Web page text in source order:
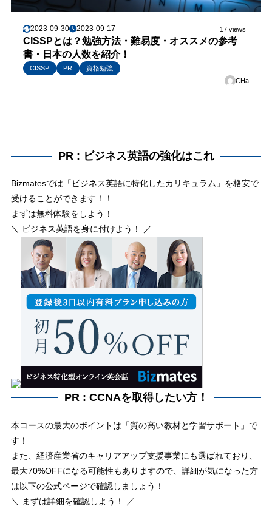
2023-09-30 2023-09-17 17 views
CISSPとは？勉強方法・難易度・オススメの参考
書・日本の人数を紹介！
CISSP PR
資格勉強
CHa
PR : ビジネス英語の強化はこれ
Bizmatesでは「ビジネス英語に特化したカリキュラム」を格安で
受けることができます！！
まずは無料体験をしよう！
＼ ビジネス英語を身に付けよう！ ／
PR : CCNAを取得したい方！
本コースの最大のポイントは「質の高い教材と学習サポート」で
す！
また、経済産業省のキャリアアップ支援事業にも選ばれており、
最大70%OFFになる可能性もありますので、詳細が気になった方
は以下の公式ページで確認しましょう！
＼ まずは詳細を確認しよう！ ／